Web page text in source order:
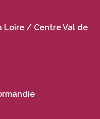
Loire / Centre Val de